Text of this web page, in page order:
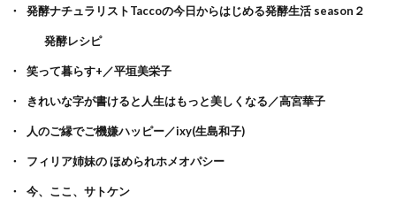
発酵ナチュラリストTaccoの今日からはじめる発酵生活 season２
発酵レシピ
笑って暮らす+／平垣美栄子
きれいな字が書けると人生はもっと美しくなる／高宮華子
人のご縁でご機嫌ハッピー／ixy(生島和子)
フィリア姉妹の ほめられホメオパシー
今、ここ、サトケン